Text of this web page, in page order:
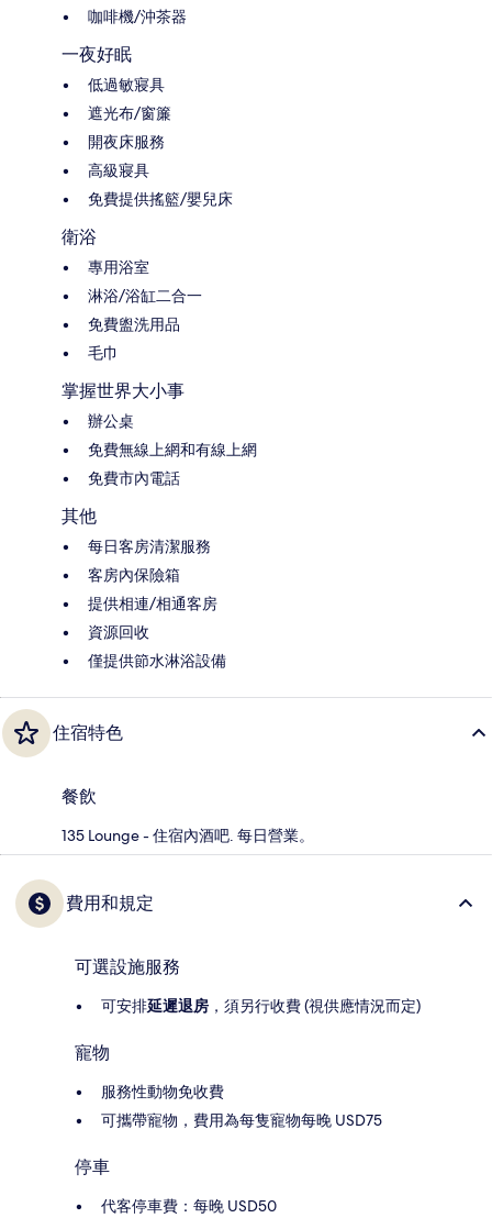
咖啡機/沖茶器
一夜好眠
低過敏寢具
遮光布/窗簾
開夜床服務
高級寢具
免費提供搖籃/嬰兒床
衛浴
專用浴室
淋浴/浴缸二合一
免費盥洗用品
毛巾
掌握世界大小事
辦公桌
免費無線上網和有線上網
免費市內電話
其他
每日客房清潔服務
客房內保險箱
提供相連/相通客房
資源回收
僅提供節水淋浴設備
住宿特色
餐飲
135 Lounge - 住宿內酒吧. 每日營業。
費用和規定
可選設施服務
可安排延遲退房 ，須另行收費 (視供應情況而定)
寵物
服務性動物免收費
可攜帶寵物，費用為每隻寵物每晚 USD75
停車
代客停車費：每晚 USD50